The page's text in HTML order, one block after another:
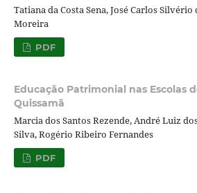
Tatiana da Costa Sena, José Carlos
Moreira
PDF
Educação Patrimonial nas Escolas
Quissamã
Marcia dos Santos Rezende, André Luiz
Silva, Rogério Ribeiro Fernandes
PDF